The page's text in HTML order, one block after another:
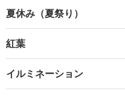
夏休み（夏祭り）
紅葉
イルミネーション